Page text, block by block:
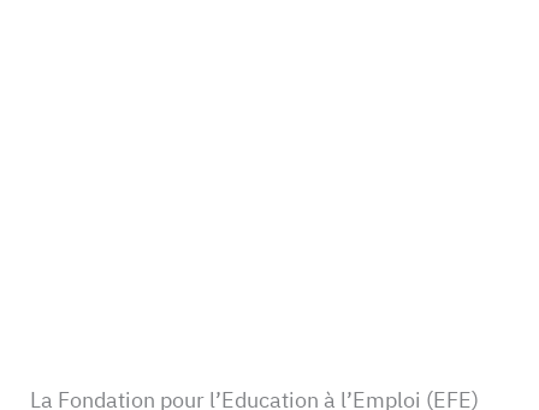
La Fondation pour l’Education à l’Emploi (EFE)